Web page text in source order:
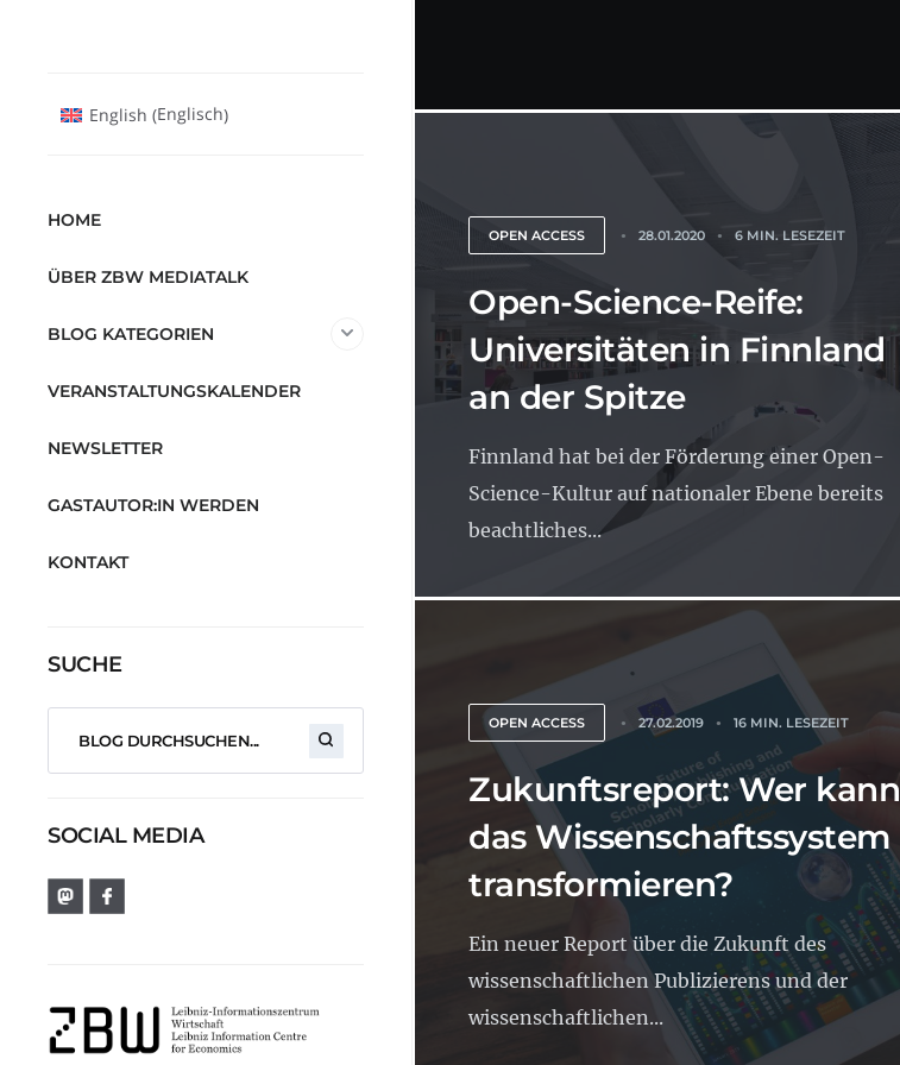
OPEN ACCESS 28.01.2020 6 MIN. LESEZEIT
Open-Science-Reife:
Universitäten in Finnland
an der Spitze
Finnland hat bei der Förderung einer Open-
Science-Kultur auf nationaler Ebene bereits
beachtliches...
OPEN ACCESS 27.02.2019 16 MIN. LESEZEIT
Zukunftsreport: Wer kann
das Wissenschaftssystem
transformieren?
Ein neuer Report über die Zukunft des
wissenschaftlichen Publizierens und der
wissenschaftlichen...
English (Englisch)
HOME
ÜBER ZBW MEDIATALK
BLOG KATEGORIEN
VERANSTALTUNGSKALENDER
NEWSLETTER
GASTAUTOR:IN WERDEN
KONTAKT
SUCHE
SOCIAL MEDIA